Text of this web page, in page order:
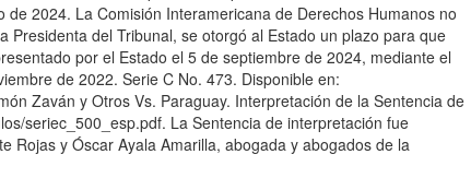
2024. La Comisión Interamericana de Derechos Humanos no
del Tribunal, se otorgó al Estado un plazo para que
por el Estado el 5 de septiembre de 2024, mediante el
de 2022. Serie C No. 473. Disponible en:
Zaván y Otros Vs. Paraguay. Interpretación de la Sentencia de
seriec_500_esp.pdf. La Sentencia de interpretación fue
Rojas y Óscar Ayala Amarilla, abogada y abogados de la